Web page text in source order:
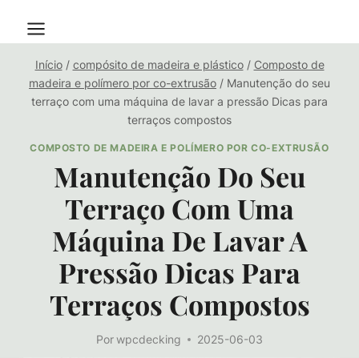
Início / compósito de madeira e plástico / Composto de
madeira e polímero por co-extrusão / Manutenção do seu
terraço com uma máquina de lavar a pressão Dicas para
terraços compostos
COMPOSTO DE MADEIRA E POLÍMERO POR CO-EXTRUSÃO
Manutenção Do Seu
Terraço Com Uma
Máquina De Lavar A
Pressão Dicas Para
Terraços Compostos
Porwpcdecking 2025-06-03